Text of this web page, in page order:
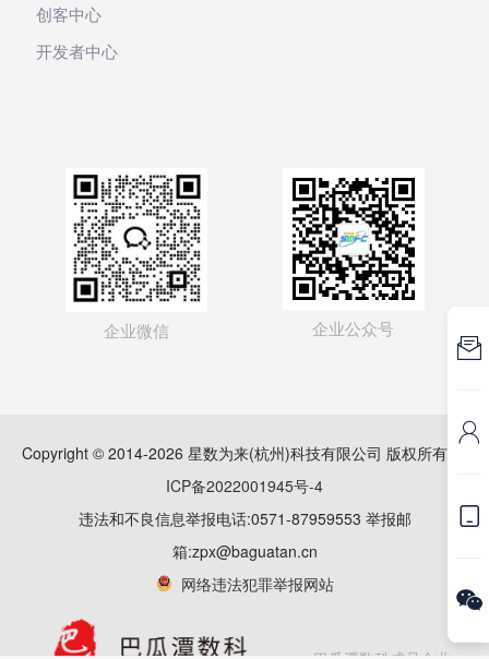
创客中心
开发者中心
企业微信 企业公众号
Copyright © 2014-2026 星数为来(杭州)科技有限公司 版权所有
ICP备2022001945号-4
违法和不良信息举报电话:0571-87959553 举报邮
箱:zpx@baguatan.cn
网络违法犯罪举报网站



